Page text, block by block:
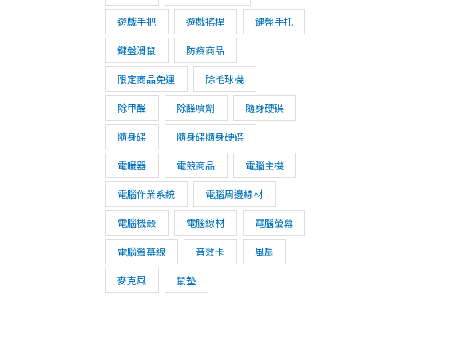
遊戲手把 遊戲搖桿 鍵盤手托
鍵盤滑鼠 防疫商品
限定商品免運 除毛球機
除甲醛 除醛噴劑 隨身硬碟
隨身碟 隨身碟隨身硬碟
電暖器 電競商品 電腦主機
電腦作業系統 電腦周邊線材
電腦機殼 電腦線材 電腦螢幕
電腦螢幕線 音效卡 風扇
麥克風 鼠墊